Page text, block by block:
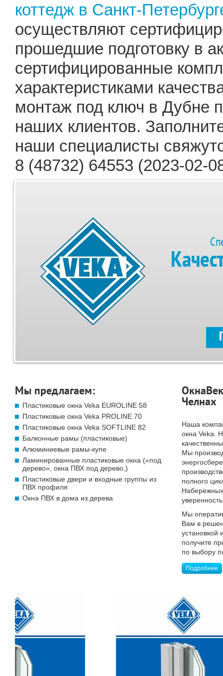
коттедж в Санкт-
осуществляют
прошедшие подготовку в
сертифицированные
характеристиками
монтаж под ключ в Дубне
наших клиентов.
наши специалисты
8 (48732) 64553 (2023-02-
Мы предлагаем:
Пластиковые окна Veka EUROLINE 58
Пластиковые окна Veka PROLINE 70
Пластиковые окна Veka SOFTLINE 82
Балконные рамы (пластиковые)
Алюминиевые рамы-купе
Ламинированные пластиковые окна («под
дерево», окна ПВХ под дерево,)
Пластиковые двери и входные группы из
ПВХ профиля
Окна ПВХ в дома из дерева
Челнах
Наша
окна Veka.
Мы
полного
Мы
Вам в
установкой
получите
по выбору
Подробнее